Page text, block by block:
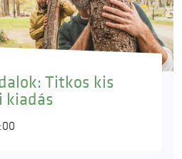
Titkos kis
kiadás